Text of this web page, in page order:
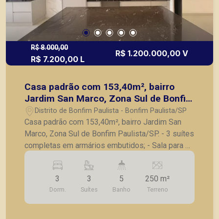
R$ 8.000,00
R$ 7.200,00 L
R$ 1.200.000,00 V
Casa padrão com 153,40m², bairro
Jardim San Marco, Zona Sul de Bonfim
Paulista/SP.
Distrito de Bonfim Paulista - Bonfim Paulista/SP
Casa padrão com 153,40m², bairro Jardim San
Marco, Zona Sul de Bonfim Paulista/SP. - 3 suítes
completas em armários embutidos; - Sala para 2
ambientes com pé direito duplo; - Cozinha
integrada com armários planejados; - Lavanderia
separada; - Varanda gourmet com churrasqueira; -
Piscina; - Banheiro de apoio; - Paisagismo; - Toda
em porcelanato; - Esquadrias todas em alumínio;
3
Dorm.
3
Suítes
5
Banho
250 m²
Terreno